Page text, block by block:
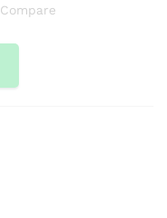
Compare